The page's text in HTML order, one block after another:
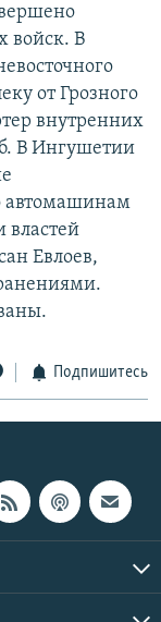
войск. В
от Грозного
внутренних
В Ингушетии
автомашинам
властей
Евлоев,
Подпишитесь